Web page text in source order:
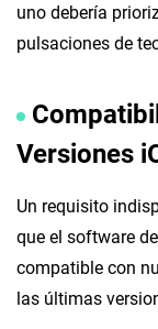
uno debería
pulsaciones de
Versiones
Un requisito
que el software
compatible con
las últimas